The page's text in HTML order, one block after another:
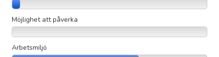
Möjlighet att påverka
Arbetsmiljö